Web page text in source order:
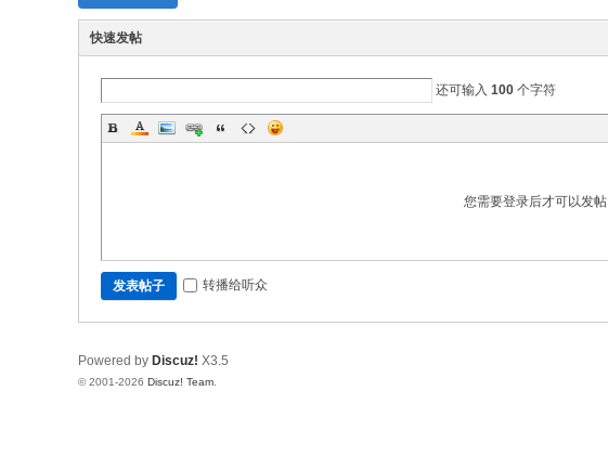
快速发帖
还可输入 100 个字符
您需要登录后才可以发帖
发表帖子 转播给听众
Powered by Discuz! X3.5
© 2001-2026 Discuz! Team